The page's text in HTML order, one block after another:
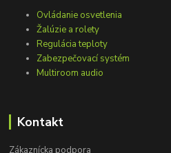
Ovládanie osvetlenia
Žalúzie a rolety
Regulácia teploty
Zabezpečovací systém
Multiroom audio
Kontakt
Zákaznícka podpora